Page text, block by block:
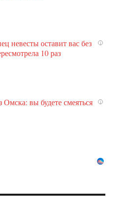
i
невесты оставит вас без
10 раз
i
Омска: вы будете смеяться